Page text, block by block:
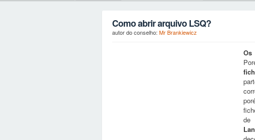
Como abrir arquivo LSQ?
autor do conselho: Mr Brankiewicz
Os
de